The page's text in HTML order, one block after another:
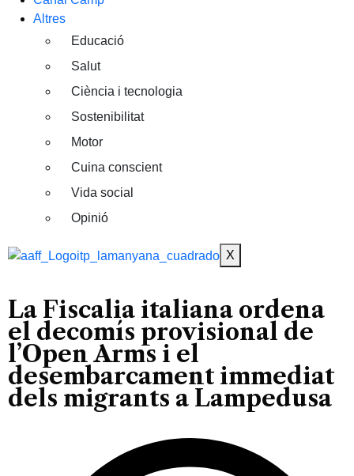
Altres
Educació
Salut
Ciència i tecnologia
Sostenibilitat
Motor
Cuina conscient
Vida social
Opinió
X
La Fiscalia italiana ordena
el decomís provisional de
l’Open Arms i el
desembarcament immediat
dels migrants a Lampedusa